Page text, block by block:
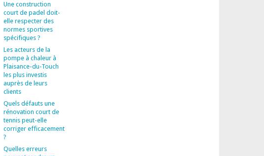
Une construction
court de padel doit-
elle respecter des
normes sportives
spécifiques ?
Les acteurs de la
pompe à chaleur à
Plaisance-du-Touch
les plus investis
auprès de leurs
clients
Quels défauts une
rénovation court de
tennis peut-elle
corriger efficacement
?
Quelles erreurs